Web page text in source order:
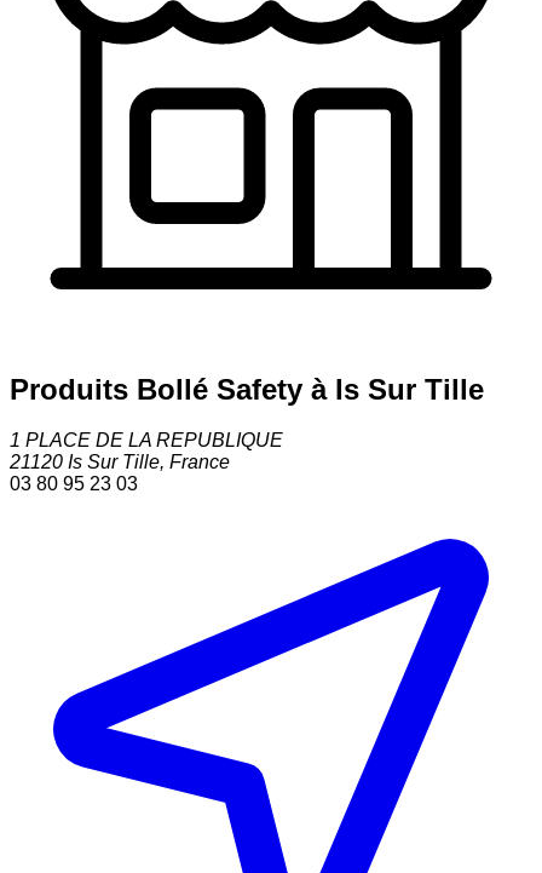
Produits Bollé Safety à Is Sur Tille
1 PLACE DE LA REPUBLIQUE
21120 Is Sur Tille, France
03 80 95 23 03